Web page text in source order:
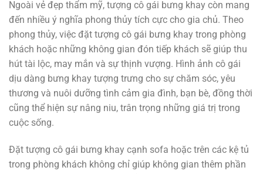
Ngoài vẻ đẹp thẩm mỹ, tượng cô gái bưng khay còn mang
đến nhiều ý nghĩa phong thủy tích cực cho gia chủ. Theo
phong thủy, việc đặt tượng cô gái bưng khay trong phòng
khách hoặc những không gian đón tiếp khách sẽ giúp thu
hút tài lộc, may mắn và sự thịnh vượng. Hình ảnh cô gái
dịu dàng bưng khay tượng trưng cho sự chăm sóc, yêu
thương và nuôi dưỡng tình cảm gia đình, bạn bè, đồng thời
cũng thể hiện sự nâng niu, trân trọng những giá trị trong
cuộc sống.
Đặt tượng cô gái bưng khay cạnh sofa hoặc trên các kệ tủ
trong phòng khách không chỉ giúp không gian thêm phần